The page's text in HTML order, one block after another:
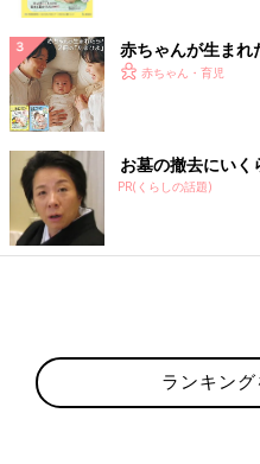
赤ちゃんが生まれ
赤ちゃん・育児
お墓の撤去にいく
PR(くらしの話題)
ランキン